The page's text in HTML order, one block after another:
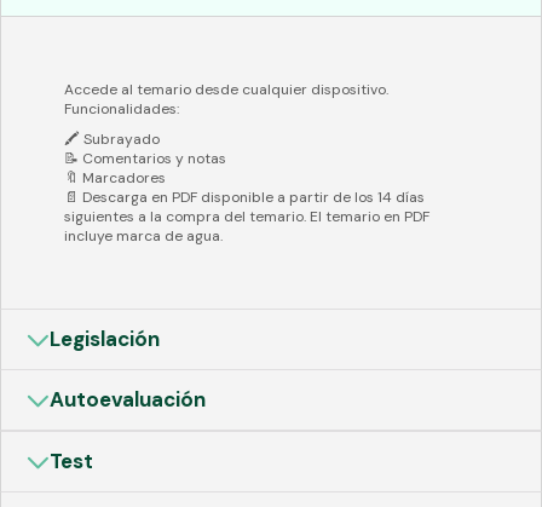
Accede al temario desde cualquier dispositivo.
Funcionalidades:
🖍️ Subrayado
📝 Comentarios y notas
🔖 Marcadores
📄 Descarga en PDF disponible a partir de los 14 días
siguientes a la compra del temario. El temario en PDF
incluye marca de agua.
Legislación
Autoevaluación
Test